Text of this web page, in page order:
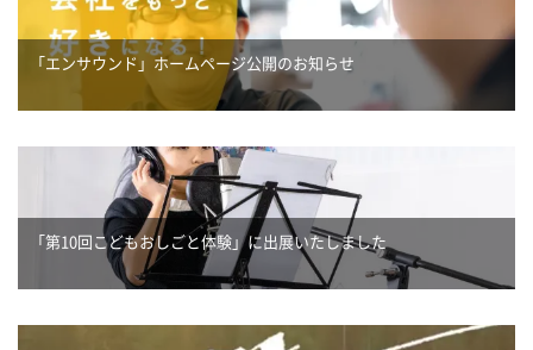
「エンサウンド」ホームページ公開のお知らせ
「第10回こどもおしごと体験」に出展いたしました